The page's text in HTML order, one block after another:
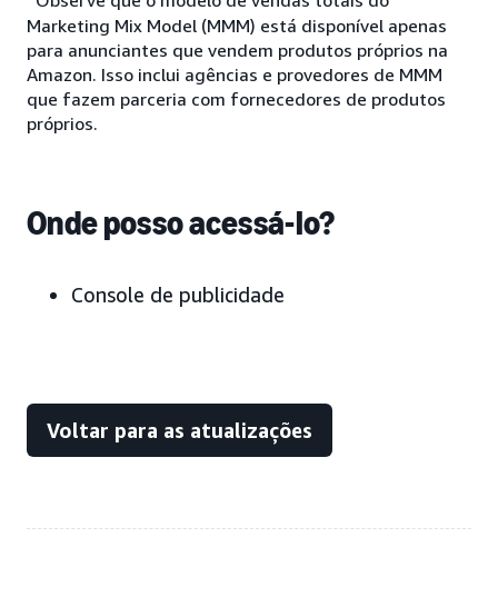
Marketing Mix Model (MMM) está disponível apenas
para anunciantes que vendem produtos próprios na
Amazon. Isso inclui agências e provedores de MMM
que fazem parceria com fornecedores de produtos
próprios.
Onde posso acessá-lo?
Console de publicidade
Voltar para as atualizações